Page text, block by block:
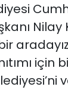
Nilay
için